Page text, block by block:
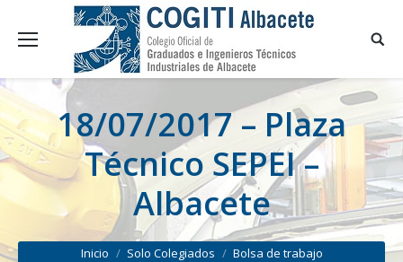
18/07/2017 – Plaza
Técnico SEPEI –
Albacete
You are here:
Inicio Solo Colegiados
Bolsa de trabajo